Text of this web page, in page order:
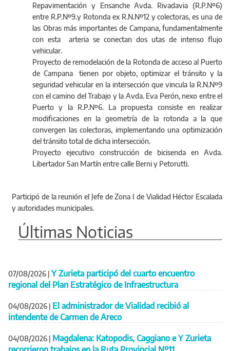
Repavimentación y Ensanche Avda. Rivadavia (R.P.Nº6)
entre R.P.Nº9.y Rotonda ex R.N.Nº12 y colectoras, es una de
las Obras más importantes de Campana, fundamentalmente
con esta arteria se conectan dos utas de intenso flujo
vehicular.
Proyecto de remodelación de la Rotonda de acceso al Puerto
de Campana tienen por objeto, optimizar el tránsito y la
seguridad vehicular en la intersección que vincula la R.N.Nº9
con el camino del Trabajo y la Avda. Eva Perón, nexo entre el
Puerto y la R.P.Nº6. La propuesta consiste en realizar
modificaciones en la geometría de la rotonda a la que
convergen las colectoras, implementando una optimización
del tránsito total de dicha intersección.
Proyecto ejecutivo construcción de bicisenda en Avda.
Libertador San Martín entre calle Berni y Petorutti.
Participó de la reunión el Jefe de Zona I de Vialidad Héctor Escalada
y autoridades municipales.
Últimas Noticias
07/08/2026 | Y Zurieta participó del cuarto encuentro
regional del Plan Estratégico de Infraestructura
04/08/2026 | El administrador de Vialidad recibió al
intendente de Carmen de Areco
04/08/2026 | Magdalena: Katopodis, Caggiano e Y Zurieta